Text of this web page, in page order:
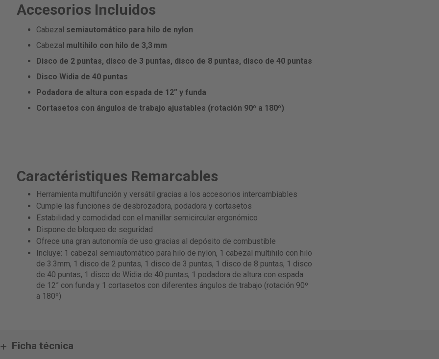
Accesorios Incluidos
Cabezal semiautomático para hilo de nylon
Cabezal multihilo con hilo de 3,3 mm
Disco de 2 puntas, disco de 3 puntas, disco de 8 puntas, disco de 40 puntas
Disco Widia de 40 puntas
Podadora de altura con espada de 12” y funda
Cortasetos con ángulos de trabajo ajustables (rotación 90º a 180º)
Caractéristiques Remarcables
Herramienta multifunción y versátil gracias a los accesorios intercambiables
Cumple las funciones de desbrozadora, podadora y cortasetos
Estabilidad y comodidad con el manillar semicircular ergonómico
Dispone de bloqueo de seguridad
Ofrece una gran autonomía de uso gracias al depósito de combustible
Incluye: 1 cabezal semiautomático para hilo de nylon, 1 cabezal multihilo con hilo
de 3.3mm, 1 disco de 2 puntas, 1 disco de 3 puntas, 1 disco de 8 puntas, 1 disco
de 40 puntas, 1 disco de Widia de 40 puntas, 1 podadora de altura con espada
de 12” con funda y 1 cortasetos con diferentes ángulos de trabajo (rotación 90º
a 180º)
Ficha técnica